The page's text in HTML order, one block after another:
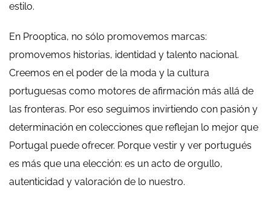
estilo.
En Prooptica, no sólo promovemos marcas:
promovemos historias, identidad y talento nacional.
Creemos en el poder de la moda y la cultura
portuguesas como motores de afirmación más allá de
las fronteras. Por eso seguimos invirtiendo con pasión y
determinación en colecciones que reflejan lo mejor que
Portugal puede ofrecer. Porque vestir y ver portugués
es más que una elección: es un acto de orgullo,
autenticidad y valoración de lo nuestro.